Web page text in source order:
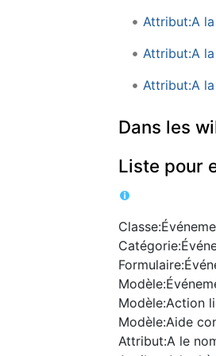
Attribut:A
Attribut:A
Attribut:A
Dans les
Liste pour
Modèle:Action
Modèle:Aide
Attribut:A le